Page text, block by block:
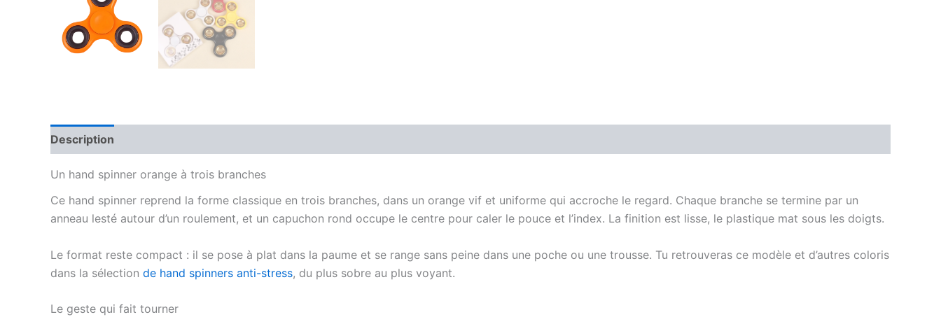
Description
Un hand spinner orange à trois branches
Ce hand spinner reprend la forme classique en trois branches, dans un orange vif et uniforme qui accroche le regard. Chaque branche se termine par un
anneau lesté autour d’un roulement, et un capuchon rond occupe le centre pour caler le pouce et l’index. La finition est lisse, le plastique mat sous les doigts.
Le format reste compact : il se pose à plat dans la paume et se range sans peine dans une poche ou une trousse. Tu retrouveras ce modèle et d’autres coloris
dans la sélection de hand spinners anti-stress, du plus sobre au plus voyant.
Le geste qui fait tourner